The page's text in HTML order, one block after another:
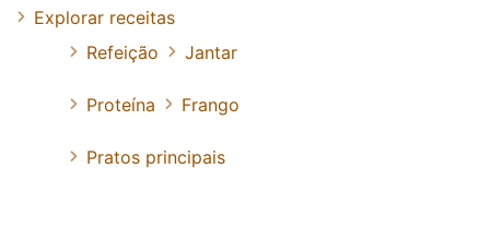
Explorar receitas
Refeição
Jantar
Proteína Frango
Pratos principais